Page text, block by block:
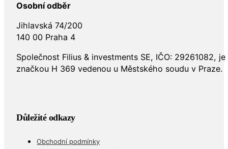
Osobní odběr
Jihlavská 74/200
140 00 Praha 4
Společnost Filius & investments SE, IČO: 29261082,
značkou H 369 vedenou u Městského soudu v Praze.
Důležité odkazy
Obchodní podmínky